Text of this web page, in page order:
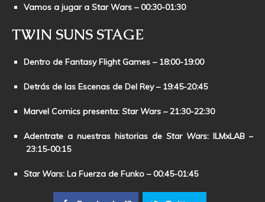
Vamos a jugar a Star Wars – 00:30-01:30
TWIN SUNS STAGE
Dentro de Fantasy Flight Games – 18:00-19:00
Detrás de las Escenas de Del Rey– 19:45-20:45
Marvel Comics presenta: Star Wars – 21:30-22:30
Adentrate a nuestras historias de Star Wars: ILMxLAB –
23:15-00:15
Star Wars: La Fuerza de Funko – 00:45-01:45